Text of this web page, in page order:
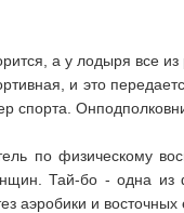
а у лодыря все из
и это
спорта.
по физическому
Тай-бо - одна
аэробики и восточных